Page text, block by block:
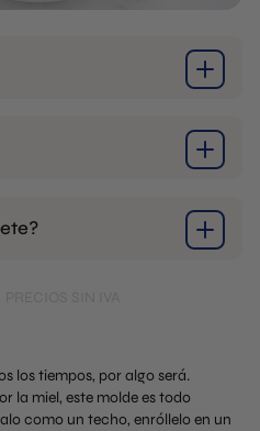
los tiempos, por algo será.
la miel, este molde es todo
como un techo, enróllelo en un